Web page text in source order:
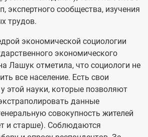
экспертного сообщества, изучения
трудов.
экономической социологии
экономического
Лашук отметила, что социологи не
все население. Есть свои
этой науки, которые позволяют
данные
совокупность жителей
и старше). Соблюдаются